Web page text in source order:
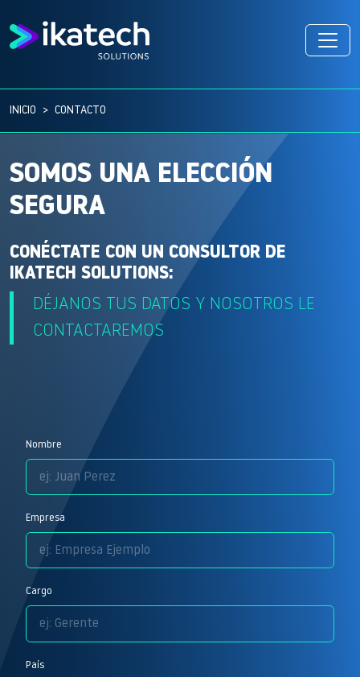
INICIO CONTACTO
SOMOS UNA ELECCIÓN
SEGURA
CONÉCTATE CON UN CONSULTOR DE
IKATECH SOLUTIONS:
DÉJANOS TUS DATOS Y NOSOTROS LE
CONTACTAREMOS
Nombre
Empresa
Cargo
País